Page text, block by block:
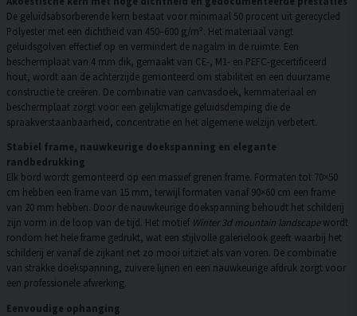
De geluidsabsorberende kern bestaat voor minimaal 50 procent uit gerecycled
Polyester met een dichtheid van 450–600 g/m². Het materiaal vangt
geluidsgolven effectief op en vermindert de nagalm in de ruimte. Een
beschermplaat van 4 mm dik, gemaakt van CE-, M1- en PEFC-gecertificeerd
hout, wordt aan de achterzijde gemonteerd om stabiliteit en een duurzame
constructie te creëren. De combinatie van canvasdoek, kernmateriaal en
beschermplaat zorgt voor een gelijkmatige geluidsdemping die de
spraakverstaanbaarheid, concentratie en het algemene welzijn verbetert.
Stabiel frame, nauwkeurige doekspanning en elegante
randbedrukking
Elk bord wordt gemonteerd op een massief grenen frame. Formaten tot 70×50
cm hebben een frame van 15 mm, terwijl formaten vanaf 90×60 cm een frame
van 20 mm hebben. Door de nauwkeurige doekspanning behoudt het schilderij
zijn vorm in de loop van de tijd. Het motief Winter 3d mountain landscapewordt
rondom het hele frame gedrukt, wat een stijlvolle galerielook geeft waarbij het
schilderij er vanaf de zijkant net zo mooi uitziet als van voren. De combinatie
van strakke doekspanning, zuivere lijnen en een nauwkeurige afdruk zorgt voor
een professionele afwerking.
Eenvoudige ophanging